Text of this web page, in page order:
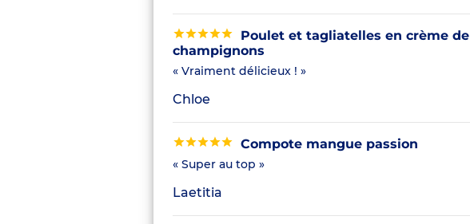
Poulet et tagliatelles en crème de
champignons
« Vraiment délicieux ! »
Chloe
Compote mangue passion
« Super au top »
Laetitia